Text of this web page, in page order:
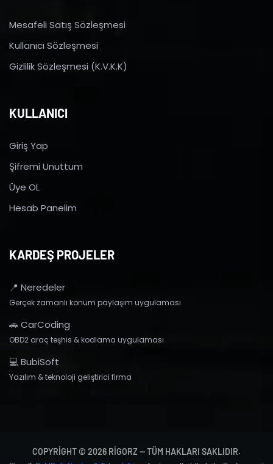
Mesafeli Satış Sözleşmesi
Kullanıcı Sözleşmesi
Gizlilik Sözleşmesi (K.V.K.K)
KULLANICI
Giriş Yap
Şifremi Unuttum
Üye OL
Hesab Panelim
KARDEŞ PROJELER
📍 Neredeler
Gerçek zamanlı konum paylaşım uygulaması
🚗 CarCoding
OBD2 araç teşhis & kodlama uygulaması
💻 BubiSoft
Yazılım & teknoloji geliştirici firma
COPYRIGHT © 2026 RIGORZ — TÜM HAKLARI SAKLIDIR.